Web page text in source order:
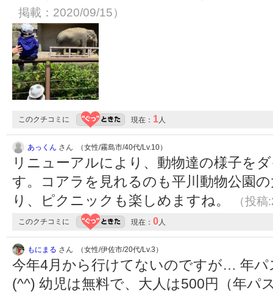
掲載：2020/09/15）
このクチコミに 現在： 1人
あっくん さん （女性/霧島市/40代/Lv.10）
リニューアルにより、動物達の様子を
す。コアラを見れるのも平川動物公園
り、ピクニックも楽しめますね。
（投
このクチコミに 現在： 0人
もにまる さん （女性/伊佐市/20代/Lv.3）
今年4月から行けてないのですが… 年パ
(^^) 幼児は無料で、大人は500円（年パ